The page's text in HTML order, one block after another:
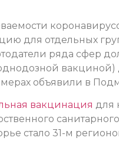
для отдельных
ряда сфер
вакциной)
мерах объявили в
вакцинация для
стало 31-м